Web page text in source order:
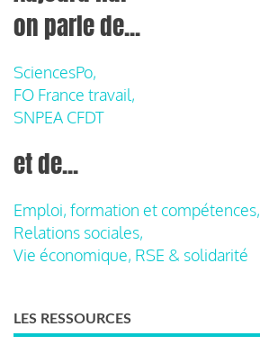
on parle de...
SciencesPo,
FO France travail,
SNPEA CFDT
et de...
Emploi, formation et compétences,
Relations sociales,
Vie économique, RSE & solidarité
LES RESSOURCES